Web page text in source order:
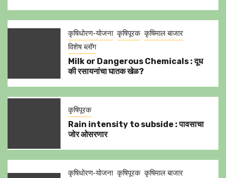
कृषिधोरण-योजना कृषिपूरक कृषिमाल बाजार
विशेष ब्लॉग
Milk or Dangerous Chemicals : दूध
की रसायनांचा घातक खेळ?
कृषिपूरक
Rain intensity to subside : पावसाचा
जोर ओसरणार
कृषिधोरण-योजना कृषिपूरक कृषिमाल बाजार